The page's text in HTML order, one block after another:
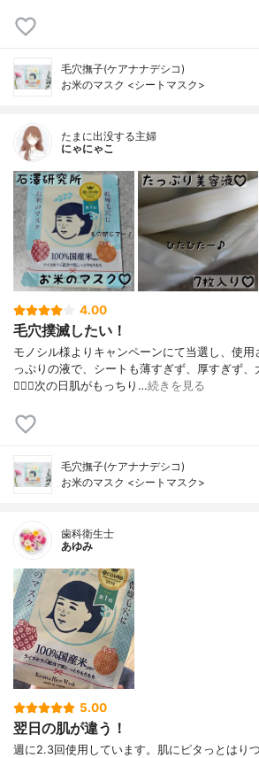
毛穴撫子(ケアナナデシコ)
お米のマスク <シートマスク>
たまに出没する主婦
にゃにゃこ
4.00
毛穴撲滅したい！
モノシル様よりキャンペーンにて当選し、使用
っぷりの液で、シートも薄すぎず、厚すぎず
🙆🏻‍♀️次の日肌がもっちり…続きを見る
毛穴撫子(ケアナナデシコ)
お米のマスク <シートマスク>
歯科衛生士
あゆみ
5.00
翌日の肌が違う！
週に2.3回使用しています。肌にピタっとはり